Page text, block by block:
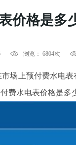
价格是多
浏览： 6804次
市场上预付费水电
费水电表价格是多